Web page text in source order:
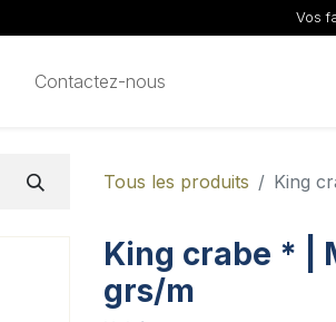
Vos
Contactez-nous
Tous les produits King
King crabe * |
grs/m